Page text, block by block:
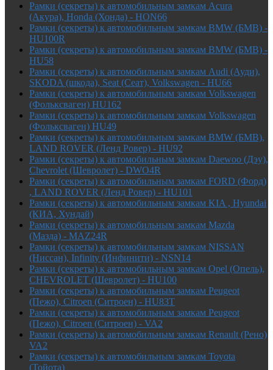
Рамки (секреты) к автомобильным замкам Acura
(Акура), Honda (Хонда) - HON66
Рамки (секреты) к автомобильным замкам BMW (БМВ) -
HU100R
Рамки (секреты) к автомобильным замкам BMW (БМВ) -
HU58
Рамки (секреты) к автомобильным замкам Audi (Ауди),
SKODA (шкода), Seat (Сеат), Volkswagen - HU66
Рамки (секреты) к автомобильным замкам Volkswagen
(Фольксваген) HU162
Рамки (секреты) к автомобильным замкам Volkswagen
(Фольксваген) HU49
Рамки (секреты) к автомобильным замкам BMW (БМВ),
LAND ROVER (Ленд Ровер) - HU92
Рамки (секреты) к автомобильным замкам Daewoo (Дэу),
Chevrolet (Шевролет) - DWO4R
Рамки (секреты) к автомобильным замкам FORD (Форд)
, LAND ROVER (Ленд Ровер) - HU101
Рамки (секреты) к автомобильным замкам KIA , Hyundai
(КИА, Хундай)
Рамки (секреты) к автомобильным замкам Mazda
(Мазда) - MAZ24R
Рамки (секреты) к автомобильным замкам NISSAN
(Ниссан), Infinity (Инфинити) - NSN14
Рамки (секреты) к автомобильным замкам Opel (Опель),
CHEVROLET (Шевролет) - HU100
Рамки (секреты) к автомобильным замкам Peugeot
(Пежо), Citroen (Ситроен) - HU83T
Рамки (секреты) к автомобильным замкам Peugeot
(Пежо), Citroen (Ситроен) - VA2
Рамки (секреты) к автомобильным замкам Renault (Рено)
VA2
Рамки (секреты) к автомобильным замкам Toyota
(Тойота)